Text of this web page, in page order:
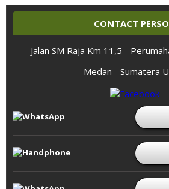
CONTACT
Jalan SM Raja Km 11,5 -
Medan - Sumatera